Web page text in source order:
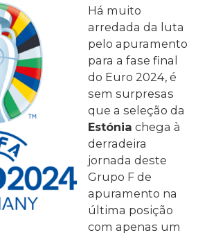
Há muito
arredada da luta
pelo apuramento
para a fase final
do Euro 2024, é
sem surpresas
que a seleção da
Estónia chega à
derradeira
jornada deste
Grupo F de
apuramento na
última posição
com apenas um